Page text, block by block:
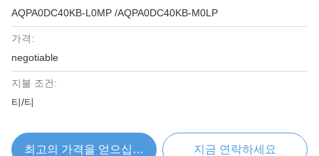
AQPA0DC40KB-L0MP /AQPA0DC40KB-M0LP
가격:
negotiable
지불 조건:
티/티
최고의 가격을 얻으십시오 지금 연락하세요